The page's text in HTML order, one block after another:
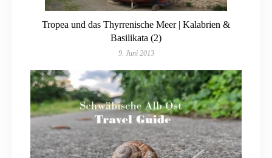
Tropea und das Thyrrenische Meer | Kalabrien &
Basilikata (2)
9. Juni 2013